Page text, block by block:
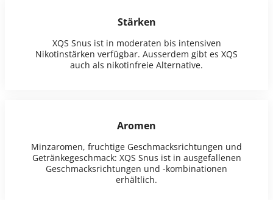
Stärken
XQS Snus ist in moderaten bis intensiven
Nikotinstärken verfügbar. Ausserdem gibt es XQS
auch als nikotinfreie Alternative.
Aromen
Minzaromen, fruchtige Geschmacksrichtungen und
Getränkegeschmack: XQS Snus ist in ausgefallenen
Geschmacksrichtungen und -kombinationen
erhältlich.